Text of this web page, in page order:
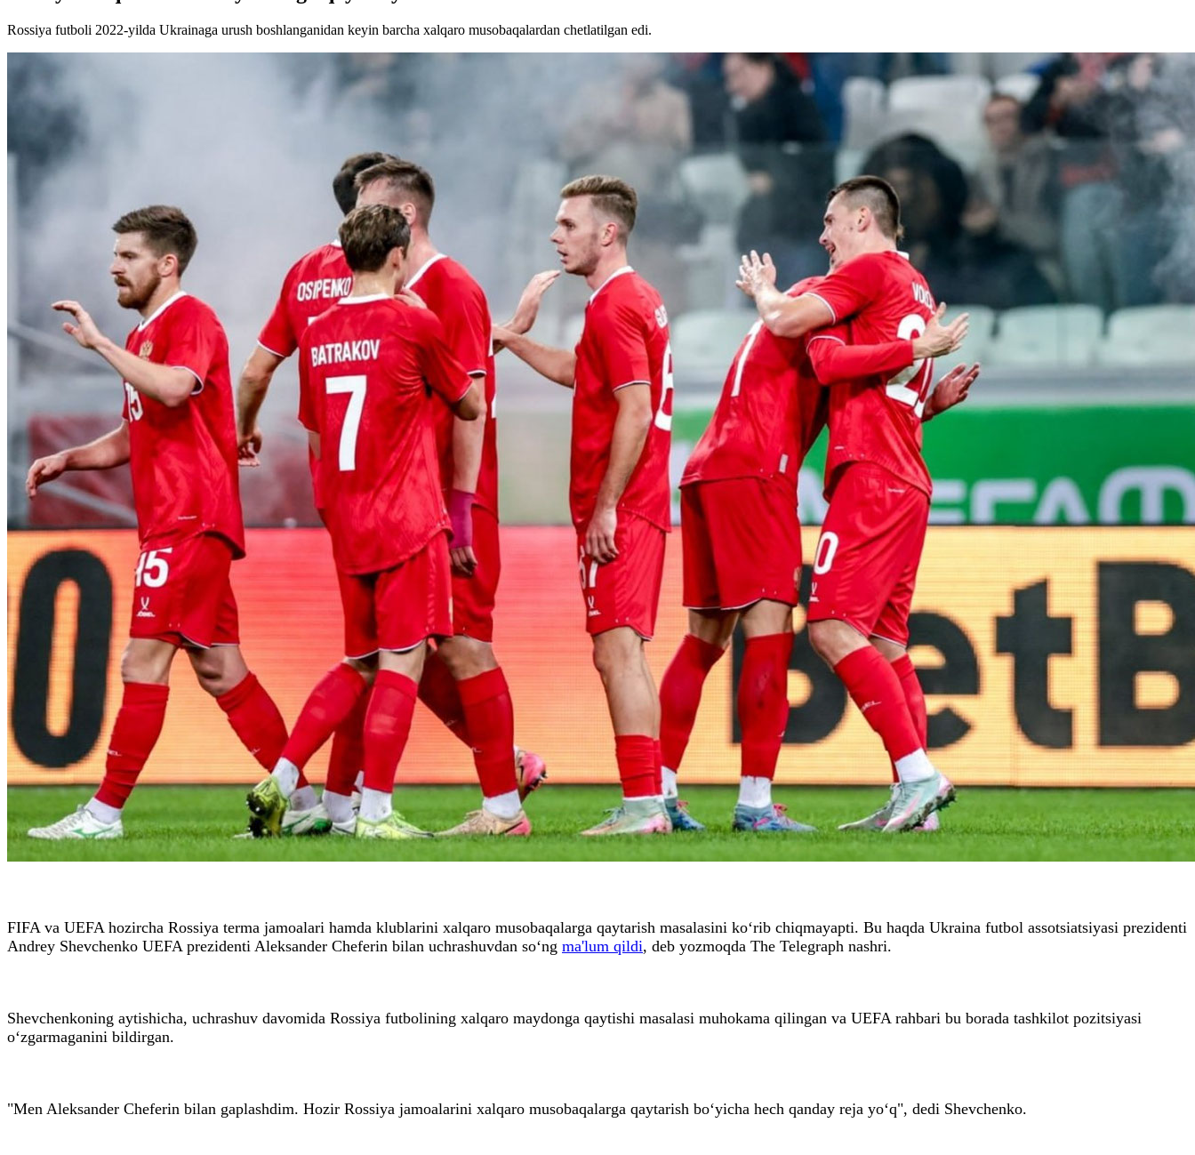
Rossiya futboli 2022-yilda Ukrainaga urush boshlanganidan keyin barcha xalqaro musobaqalardan chetlatilgan edi.
FIFA va UEFA hozircha Rossiya terma jamoalari hamda klublarini xalqaro musobaqalarga qaytarish masalasini ko‘rib chiqmayapti. Bu haqda Ukraina futbol assotsiatsiyasi prezidenti
Andrey Shevchenko UEFA prezidenti Aleksander Cheferin bilan uchrashuvdan so‘ng ma'lum qildi, deb yozmoqda The Telegraph nashri.
Shevchenkoning aytishicha, uchrashuv davomida Rossiya futbolining xalqaro maydonga qaytishi masalasi muhokama qilingan va UEFA rahbari bu borada tashkilot pozitsiyasi
o‘zgarmaganini bildirgan.
"Men Aleksander Cheferin bilan gaplashdim. Hozir Rossiya jamoalarini xalqaro musobaqalarga qaytarish bo‘yicha hech qanday reja yo‘q", dedi Shevchenko.